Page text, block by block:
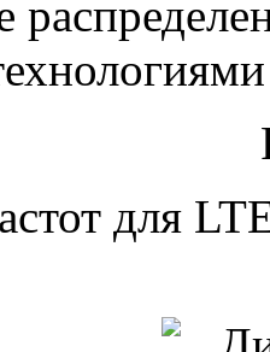
для